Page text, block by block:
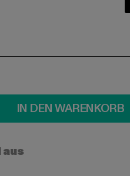
IN DEN WARENKORB